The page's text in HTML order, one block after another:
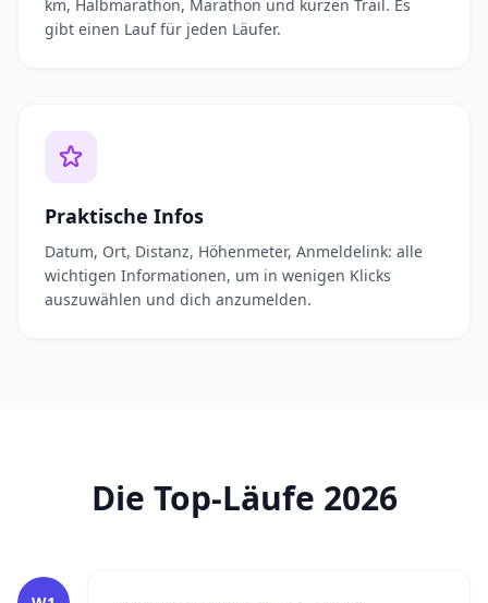
km, Halbmarathon, Marathon und kurzen Trail. Es
gibt einen Lauf für jeden Läufer.
Praktische Infos
Datum, Ort, Distanz, Höhenmeter, Anmeldelink: alle
wichtigen Informationen, um in wenigen Klicks
auszuwählen und dich anzumelden.
Die Top-Läufe 2026